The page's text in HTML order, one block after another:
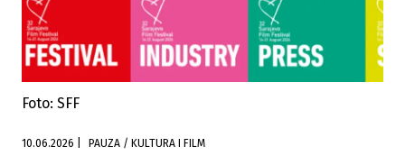
Foto: SFF
10.06.2026 PAUZA / KULTURA I FILM